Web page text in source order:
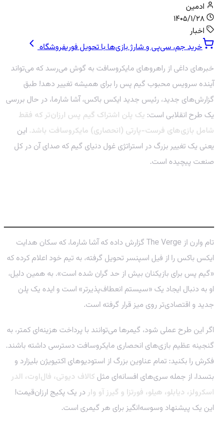
ادمین
۱۴۰۵/۱/۲۸
اخبار
خرید جم، سی‌پی و شارژ بازی‌ها با تحویل فوریفروشگاه
خبرهای داغی از راهروهای مایکروسافت به گوش می‌رسد که می‌تواند
آینده سرویس محبوب گیم پس را برای همیشه تغییر دهد! طبق
گزارش‌های جدید، رئیس جدید ایکس باکس، آشا شارما، در حال بررسی
یک طرح انقلابی است: یک پلن اشتراک گیم پس ارزان‌تر که فقط
شامل بازی‌های فرست-پارتی (انحصاری) مایکروسافت باشد. این
یعنی یک تغییر بزرگ در استراتژی غول دنیای گیم که صدای آن در کل
صنعت پیچیده است.
تام وارن از The Verge گزارش داده که آشا شارما، که سکان هدایت
ایکس باکس را از فیل اسپنسر تحویل گرفته، به تیم خود اعلام کرده که
«گیم پس برای بازیکنان بیش از حد گران شده است». به همین دلیل،
او به دنبال ایجاد یک «سیستم انعطاف‌پذیرتر» است و ایده یک پلن
جدید و اقتصادی‌تر روی میز قرار گرفته است.
اگر این طرح عملی شود، گیمرها می‌توانند با پرداخت هزینه‌ای کمتر، به
گنجینه عظیم بازی‌های انحصاری مایکروسافت دسترسی داشته باشند.
فکرش را بکنید: تمام عناوین بزرگ از استودیوهای اکتیویژن بلیزارد و
بتسدا، از جمله سری‌های افسانه‌ای مثل کالاف دیوتی، فال‌اوت، الدر
اسکرولز، دیابلو، هیلو، فورتزا و گیرز آو وار در یک پکیج ارزان‌قیمت!
این یک پیشنهاد وسوسه‌انگیز برای هر گیمری است.